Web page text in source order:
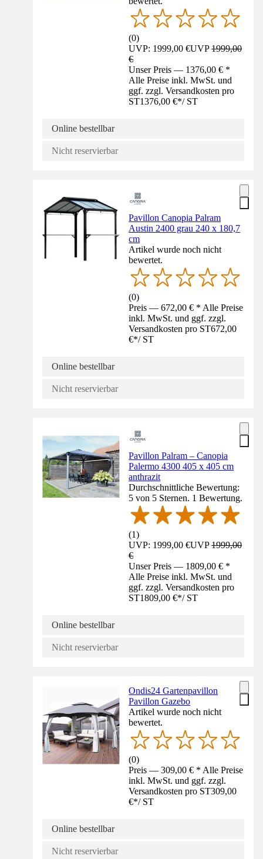
(0)
UVP: 1999,00 €UVP1999,00
€
Unser Preis — 1376,00 € *
Alle Preise inkl. MwSt. und
ggf. zzgl. Versandkosten pro
ST1376,00 €*/ ST
Online bestellbar
Nicht reservierbar
Pavillon Canopia Palram
Austin 2400 grau 240 x 180,7
cm
Artikel wurde noch nicht
bewertet.
(0)
Preis — 672,00 € * Alle Preise
inkl. MwSt. und ggf. zzgl.
Versandkosten pro ST672,00
€*/ ST
Online bestellbar
Nicht reservierbar
Pavillon Palram – Canopia
Palermo 4300 405 x 405 cm
anthrazit
Durchschnittliche Bewertung:
5 von 5 Sternen. 1 Bewertung.
(1)
UVP: 1999,00 €UVP1999,00
€
Unser Preis — 1809,00 € *
Alle Preise inkl. MwSt. und
ggf. zzgl. Versandkosten pro
ST1809,00 €*/ ST
Online bestellbar
Nicht reservierbar
Ondis24 Gartenpavillon
Pavillon Gazebo
Artikel wurde noch nicht
bewertet.
(0)
Preis — 309,00 € * Alle Preise
inkl. MwSt. und ggf. zzgl.
Versandkosten pro ST309,00
€*/ ST
Online bestellbar
Nicht reservierbar